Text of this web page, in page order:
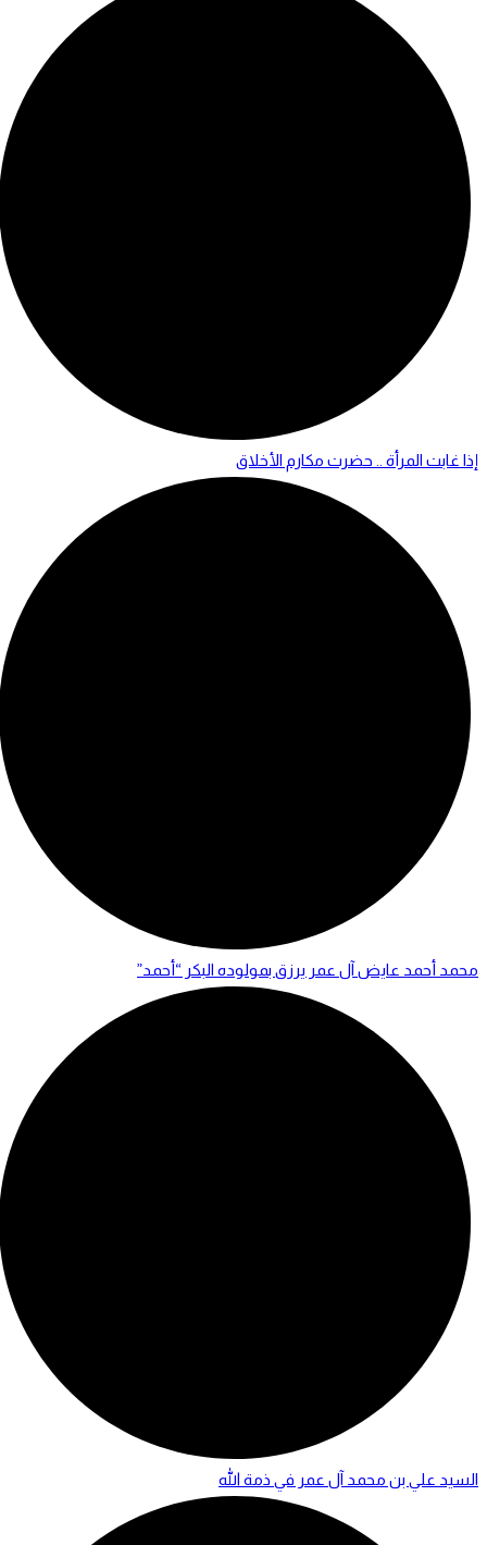
إذا غابت المرأة .. حضرت مكارم الأخلاق
محمد أحمد عايض آل عمر يرزق بمولوده البكر “أحمد”
السيد علي بن محمد آل عمر في ذمة الله